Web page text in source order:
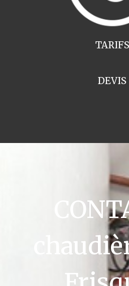
TARIFS
DEVIS